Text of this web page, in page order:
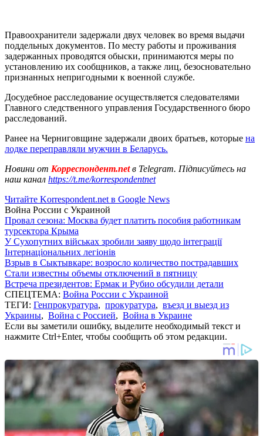
Правоохранители задержали двух человек во время выдачи
поддельных документов. По месту работы и проживания
задержанных проводятся обыски, принимаются меры по
установлению их сообщников, а также лиц, безосновательно
признанных непригодными к военной службе.
Досудебное расследование осуществляется следователями
Главного следственного управления Государственного бюро
расследований.
Ранее на Черниговщине задержали двоих братьев, которые на
лодке переправляли мужчин в Беларусь.
Новини от Корреспондент.netв Telegram. Підписуйтесь на
наш канал https://t.me/korrespondentnet
Читайте Korrespondent.net в Google News
Война России с Украиной
Провал сезона: Москва будет платить пособия работникам
турсектора Крыма
У Сухопутних військах зробили заяву щодо інтеграції
Інтернаціональних легіонів
Взрыв в Сыктывкаре: возросло количество пострадавших
Стали известны объемы отключений в пятницу
Встреча президентов: Ермак и Рубио обсудили детали
СПЕЦТЕМА: Война России с Украиной
ТЕГИ: Генпрокуратура, прокуратура, въезд и выезд из
Украины, Война с Россией, Война в Украине
Если вы заметили ошибку, выделите необходимый текст и
нажмите Ctrl+Enter, чтобы сообщить об этом редакции.